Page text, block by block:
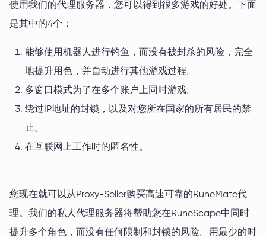
使用我们的代理服务器，您可以得到很多游戏的好处。下面
是其中的4个：
能够使用机器人进行钓鱼，而没有被封杀的风险，完全
地提升用色，并自动进行其他游戏过程。
多窗口模式为了在多个账户上同时游戏。
绕过IP地址的封锁，以及对您所在国家的所有居民的禁
止。
在互联网上工作时的匿名性。
您现在就可以从Proxy-Seller购买高速可靠的RuneMate代
理。我们的私人代理服务器将帮助您在RuneScape中同时
提升多个角色，而没有任何限制和封锁的风险。用最少的时